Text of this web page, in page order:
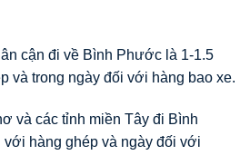
cận đi về Bình Phước là 1-1.5
và trong ngày đối với hàng bao xe.
và các tỉnh miền Tây đi Bình
hàng ghép và ngày đối với